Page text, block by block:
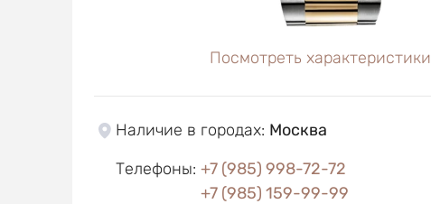
Посмотреть характеристики
Наличие в городах: Москва
Телефоны: +7 (985) 998-72-72
+7 (985) 159-99-99